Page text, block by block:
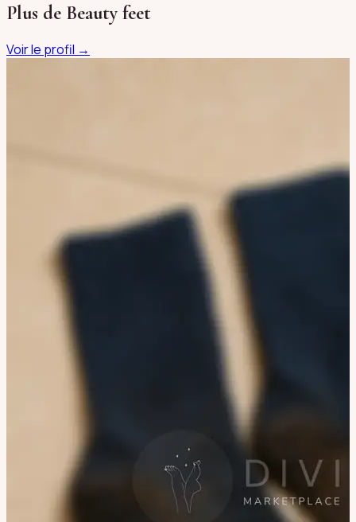
Plus de Beauty feet
Voir le profil →